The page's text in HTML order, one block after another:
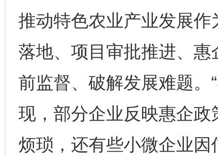
推动特色农业产业发展
落地、项目审批推进、
前监督、破解发展难题。
现，部分企业反映惠企
烦琐，还有些小微企业